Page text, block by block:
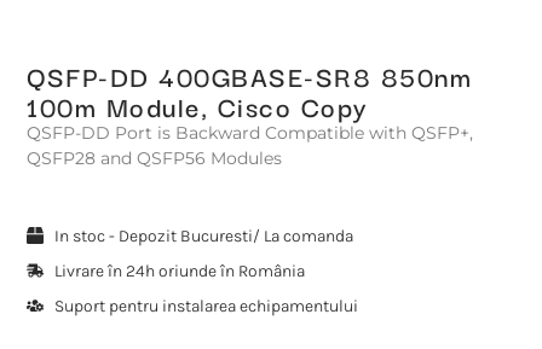
QSFP-DD 400GBASE-SR8 850nm
100m Module, Cisco Copy
QSFP-DD Port is Backward Compatible with QSFP+,
QSFP28 and QSFP56 Modules
In stoc - Depozit Bucuresti/ La comanda
Livrare în 24h oriunde în România
Suport pentru instalarea echipamentului